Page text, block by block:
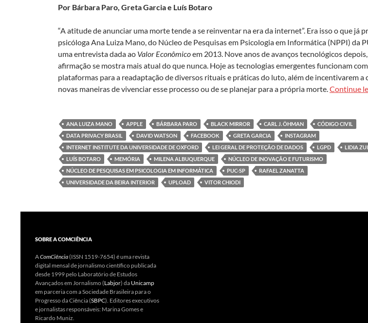
Por Bárbara Paro, Greta Garcia e Luís Botaro
“A atitude de anunciar uma morte tende a se reinventar na era da internet”. Era isso o que já
psicóloga Ana Luiza Mano, do Núcleo de Pesquisas em Psicologia em Informática (NPPI) da
uma entrevista dada ao Valor Econômicoem 2013. Nove anos de avanços tecnológicos
afirmação se mostra mais atual do que nunca. Hoje as tecnologias emergentes funcionam
plataformas para a readaptação de diversos rituais e práticas do luto, além de incentivarem a
novas maneiras de vivenciar esse processo ou de se planejar para a própria morte. Continue
ANA LUIZA MANO APPLE BÁRBARA PARO BLACK MIRROR CARL J. ÖHMAN
CÓDIGO CIVIL
DATA PRIVACY BRASIL
DAVID WATSON FACEBOOK GRETA GARCIA
INSTAGRAM
INTERNET INSTITUTE DA UNIVERSIDADE DE OXFORD
LEI GERAL DE PROTEÇÃO DE DADOS LGPD
LIDIA
LUÍS BOTARO
MEMÓRIA MILENA ALBUQUERQUE
NÚCLEO DE INOVAÇÃO E FUTURISMO
NÚCLEO DE PESQUISAS EM PSICOLOGIA EM INFORMÁTICA
PUC-SP
RAFAEL ZANATTA
UNIVERSIDADE DA BEIRA INTERIOR
UPLOAD VITOR CHIODI
SOBRE A COMCIÊNCIA
AComCiência(ISSN 1519-7654) é uma revista
digital mensal de jornalismo científico publicada
desde 1999 pelo Laboratório de Estudos
Avançados em Jornalismo (Labjor) da Unicamp
em parceria com a Sociedade Brasileira para o
Progresso da Ciência (SBPC). Editores executivos
e jornalistas responsáveis: Marina Gomes e
Ricardo Muniz.